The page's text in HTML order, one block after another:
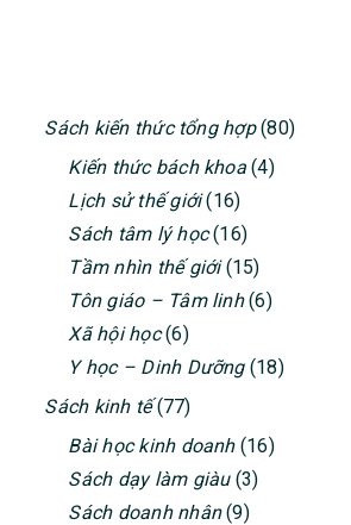
PRIMARY
SIDEBAR
Sách kiến thức tổng hợp(80)
Kiến thức bách khoa(4)
Lịch sử thế giới(16)
Sách tâm lý học(16)
Tầm nhìn thế giới(15)
Tôn giáo – Tâm linh(6)
Xã hội học(6)
Y học – Dinh Dưỡng(18)
Sách kinh tế(77)
Bài học kinh doanh(16)
Sách dạy làm giàu(3)
Sách doanh nhân(9)